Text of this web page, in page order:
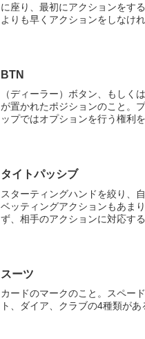
に座り、最初にアクションをす
よりも早くアクションをしなけれ
BTN
（ディーラー）ボタン、もしく
が置かれたポジションのこと。
ップではオプションを行う権利
タイトパッシブ
スターティングハンドを絞り、
ベッティングアクションもあま
ず、相手のアクションに対応する
スーツ
カードのマークのこと。スペー
ト、ダイア、クラブの4種類があ